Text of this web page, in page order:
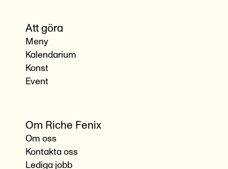
Att göra
Meny
Kalendarium
Konst
Event
Om Riche Fenix
Om oss
Kontakta oss
Lediga jobb